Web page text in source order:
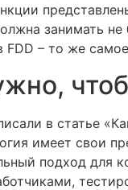
занимать
– то же
в статье
имеет свои
подход для